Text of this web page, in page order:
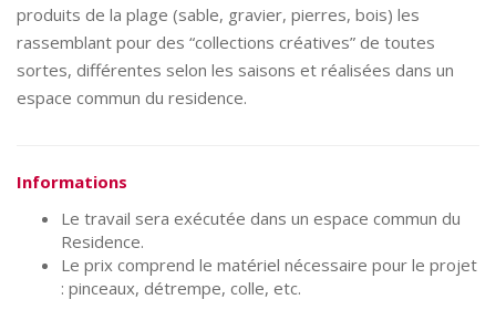
produits de la plage (sable, gravier, pierres, bois) les
rassemblant pour des “collections créatives” de toutes
sortes, différentes selon les saisons et réalisées dans un
espace commun du residence.
Informations
Le travail sera exécutée dans un espace commun du
Residence.
Le prix comprend le matériel nécessaire pour le projet
: pinceaux, détrempe, colle, etc.